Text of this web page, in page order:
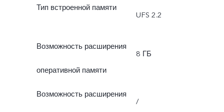
Тип встроенной памяти
UFS 2.2
Возможность расширения
оперативной памяти
8 ГБ
Возможность расширения
/